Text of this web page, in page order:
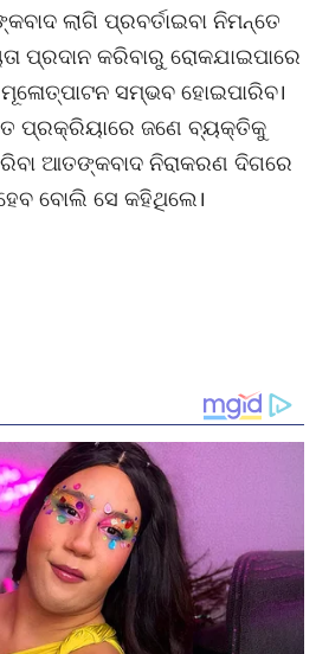
ଲାଗି ପ୍ରବର୍ତାଇବା ନିମନ୍ତେ
ପ୍ରଦାନ କରିବାରୁ ରୋକଯାଇପାରେ
ସମ୍ଭବ ହୋଇପାରିବ।
ପ୍ରକ୍ରିୟାରେ ଜଣେ ବ୍ୟକ୍ତିକୁ
ଆତଙ୍କବାଦ ନିରାକରଣ ଦିଗରେ
ବୋଲି ସେ କହିଥିଲେ।